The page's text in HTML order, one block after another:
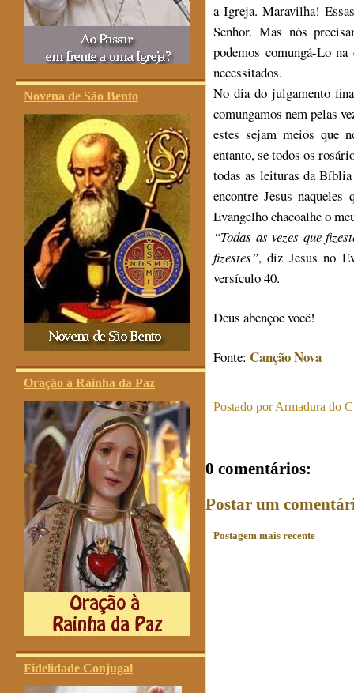
Novena de São Bento
Oração à Rainha da Paz
Fidelidade Conjugal
a Igreja. Maravilha!
Senhor. Mas nós
podemos comungá-Lo
necessitados.
No dia do julgamento
comungamos nem pelas
estes sejam meios que
entanto, se todos os
todas as leituras da Bíblia
encontre Jesus
Evangelho chacoalhe o
“Todas as vezes que
fizestes”, diz Jesus no
versículo 40.
Deus abençoe você!
Fonte: Canção Nova
Postado porArmadura do
0 comentários:
Postar um
Postagem mais recente